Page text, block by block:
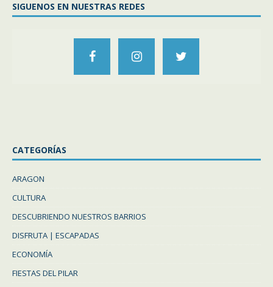
SIGUENOS EN NUESTRAS REDES
CATEGORÍAS
ARAGON
CULTURA
DESCUBRIENDO NUESTROS BARRIOS
DISFRUTA | ESCAPADAS
ECONOMÍA
FIESTAS DEL PILAR